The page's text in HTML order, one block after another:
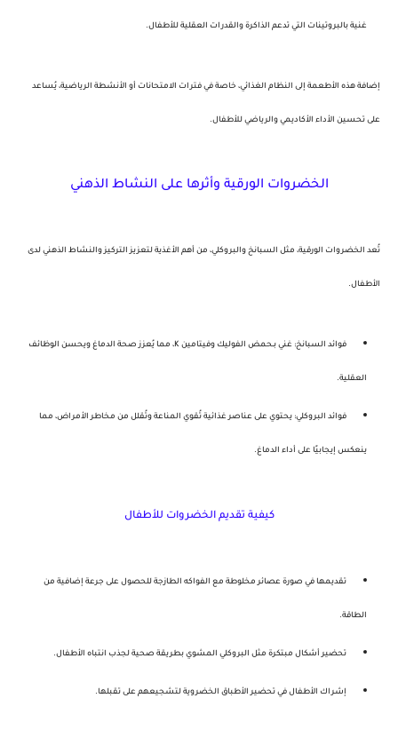
غنية بالبروتينات التي تدعم الذاكرة والقدرات العقلية للأطفال.
إضافة هذه الأطعمة إلى النظام الغذائي، خاصة في فترات الامتحانات أو الأنشطة الرياضية، يُساعد
على تحسين الأداء الأكاديمي والرياضي للأطفال.
الخضروات الورقية وأثرها على النشاط الذهني
تُعد الخضروات الورقية، مثل السبانخ والبروكلي، من أهم الأغذية لتعزيز التركيز والنشاط الذهني لدى
الأطفال.
فوائد السبانخ: غني بـحمض الفوليك وفيتامين K ، مما يُعزز صحة الدماغ ويحسن الوظائف
العقلية.
فوائد البروكلي: يحتوي على عناصر غذائية تُقوي المناعة وتُقلل من مخاطر الأمراض، مما
ينعكس إيجابيًا على أداء الدماغ.
كيفية تقديم الخضروات للأطفال
تقديمها في صورة عصائر مخلوطة مع الفواكه الطازجة للحصول على جرعة إضافية من
الطاقة.
تحضير أشكال مبتكرة مثل البروكلي المشوي بطريقة صحية لجذب انتباه الأطفال.
إشراك الأطفال في تحضير الأطباق الخضروية لتشجيعهم على تقبلها.